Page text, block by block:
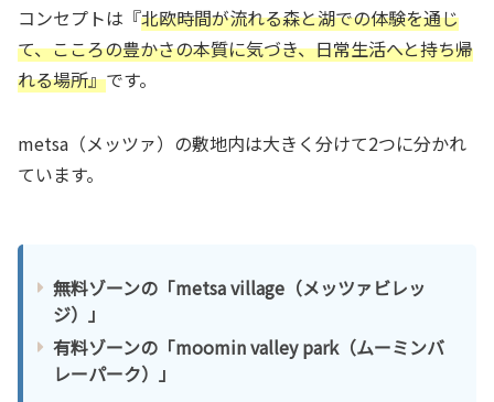
コンセプトは『北欧時間が流れる森と湖での体験を通じ
て、こころの豊かさの本質に気づき、日常生活へと持ち帰
れる場所』です。
metsa（メッツァ）の敷地内は大きく分けて2つに分かれ
ています。
無料ゾーンの「metsa village（メッツァビレッ
ジ）」
有料ゾーンの「moomin valley park（ムーミンバ
レーパーク）」